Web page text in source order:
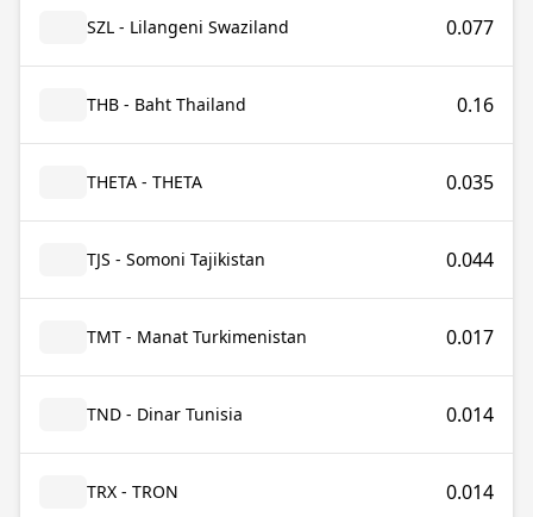
SZL - Lilangeni Swaziland 0.077
THB - Baht Thailand 0.16
THETA - THETA 0.035
TJS - Somoni Tajikistan 0.044
TMT - Manat Turkimenistan 0.017
TND - Dinar Tunisia 0.014
TRX - TRON 0.014